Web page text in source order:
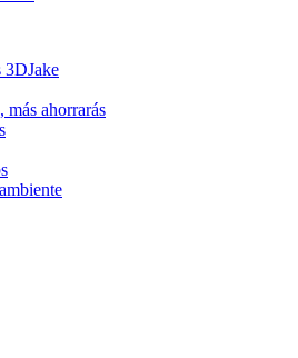
3DJake
más ahorrarás